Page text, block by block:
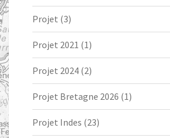
Projet (3)
Projet 2021 (1)
Projet 2024 (2)
Projet Bretagne 2026 (1)
Projet Indes (23)